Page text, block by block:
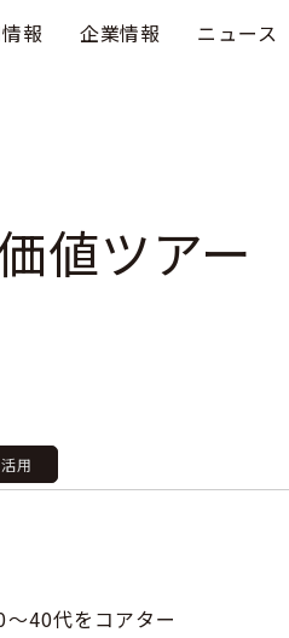
報 企業情報 ニュース
値ツアー
用
40代をコアター